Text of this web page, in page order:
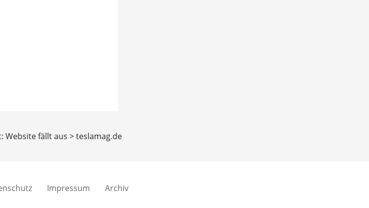
Website fällt aus > teslamag.de
Impressum Archiv